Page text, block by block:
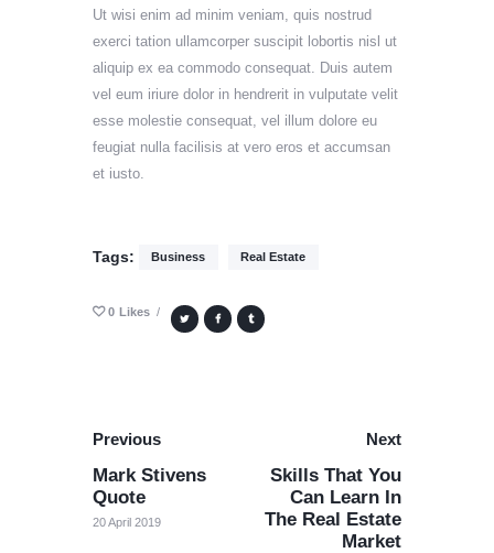
Ut wisi enim ad minim veniam, quis nostrud
exerci tation ullamcorper suscipit lobortis nisl ut
aliquip ex ea commodo consequat. Duis autem
vel eum iriure dolor in hendrerit in vulputate velit
esse molestie consequat, vel illum dolore eu
feugiat nulla facilisis at vero eros et accumsan
et iusto.
Tags: Business Real Estate
0 Likes
Previous
Mark Stivens
Quote
20 April 2019
Next
Skills That You
Can Learn In
The Real Estate
Market